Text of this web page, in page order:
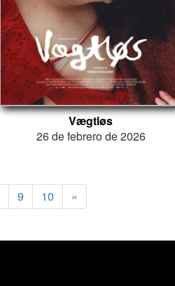
Vægtløs
26 de febrero de 2026
9 10 »